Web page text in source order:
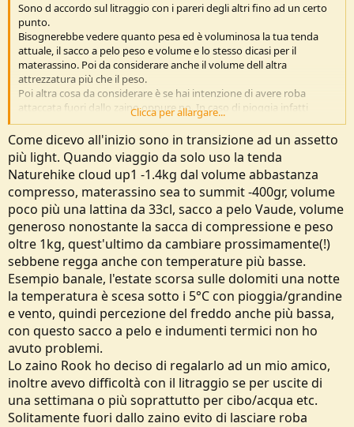
Sono d accordo sul litraggio con i pareri degli altri fino ad un certo
punto.
Bisognerebbe vedere quanto pesa ed è voluminosa la tua tenda
attuale, il sacco a pelo peso e volume e lo stesso dicasi per il
materassino. Poi da considerare anche il volume dell altra
attrezzatura più che il peso.
Poi altra cosa da considerare è se hai intenzione di avere roba
attaccata fuori dallo zaino oppure no. In caso di pioggia infatti
dovresti prevedere una Rain cover spesso più ampia di quella in
dotazione altrimenti non riusciresti a coprire tutto. Inoltre la roba
appesa fuori se non sistemata bene può sbilanciarti ( ma se fai bene
lo zaino puoi evitare questo problema) ma soprattutto c'è il rischio
di impigliarsi durante la marcia se fai sentieri strettini. Sono eventi
rari ma c'è gente che si è ammazzata o si è fatta male per questo.
Poi bisogna vedere che budget hai per cambiare eventualmente
tenda, sacco, materassino. Spesso light significa soldi.
Potresti tenerti il Rook 50 e cambiare l attrezzatura. Ma anche lì
spenderesti certamente molto più che comprare uno zaino più
grande. Dall' altro canto se hai ancora il Rook 50 che senso avrebbe
comprare un 58-60.? Con 8-10 litri in più non è che cambia molto.
Se non hai più il Rook le cose cambiano.
Ai litraggio indicati un risparmio di 3 etti sullo zaino non ti cambia la
vita perché lo zaino è 1 oggetto unico. Al massimo potresti arrivare
a risparmiare mezzo kg. Tutta l attrezzatura invece comprende molti
oggetti e limando il peso su ogni oggetto alla fine otterresti una
riduzione maggiore sul peso globale.
Come dicevo prima bisogna vedere se si tratta di voler limare sul
volume, sul peso o su entrambi.
Dopo tutte queste chiacchiere si può puntare a cercare un modello.
Spesso ultralight anche negli zaini vuol dire durata minore a meno
Clicca per allargare...
Come dicevo all'inizio sono in transizione ad un assetto
più light. Quando viaggio da solo uso la tenda
Naturehike cloud up1 -1.4kg dal volume abbastanza
compresso, materassino sea to summit -400gr, volume
poco più una lattina da 33cl, sacco a pelo Vaude, volume
generoso nonostante la sacca di compressione e peso
oltre 1kg, quest'ultimo da cambiare prossimamente(!)
sebbene regga anche con temperature più basse.
Esempio banale, l'estate scorsa sulle dolomiti una notte
la temperatura è scesa sotto i 5°C con pioggia/grandine
e vento, quindi percezione del freddo anche più bassa,
con questo sacco a pelo e indumenti termici non ho
avuto problemi.
Lo zaino Rook ho deciso di regalarlo ad un mio amico,
inoltre avevo difficoltà con il litraggio se per uscite di
una settimana o più soprattutto per cibo/acqua etc.
Solitamente fuori dallo zaino evito di lasciare roba